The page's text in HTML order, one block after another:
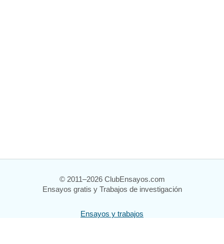
© 2011–2026 ClubEnsayos.com
Ensayos gratis y Trabajos de investigación
Ensayos y trabajos